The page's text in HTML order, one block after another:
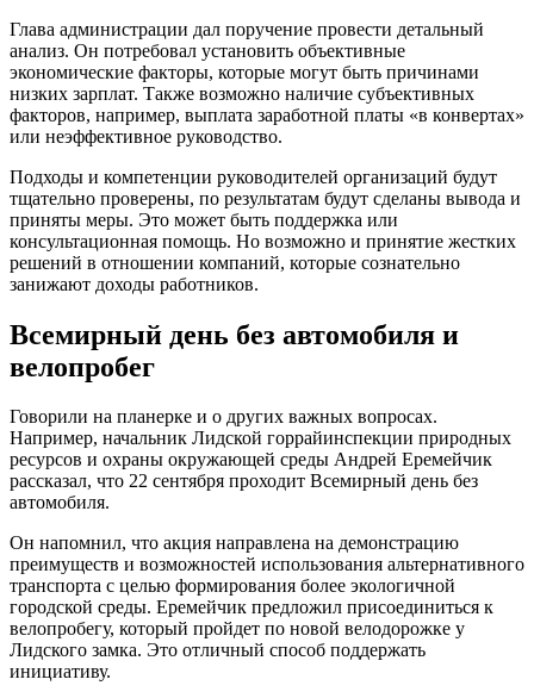
Глава администрации дал поручение провести детальный
анализ. Он потребовал установить объективные
экономические факторы, которые могут быть причинами
низких зарплат. Также возможно наличие субъективных
факторов, например, выплата заработной платы «в конвертах»
или неэффективное руководство.
Подходы и компетенции руководителей организаций будут
тщательно проверены, по результатам будут сделаны вывода и
приняты меры. Это может быть поддержка или
консультационная помощь. Но возможно и принятие жестких
решений в отношении компаний, которые сознательно
занижают доходы работников.
Всемирный день без автомобиля и
велопробег
Говорили на планерке и о других важных вопросах.
Например, начальник Лидской горрайинспекции природных
ресурсов и охраны окружающей среды Андрей Еремейчик
рассказал, что 22 сентября проходит Всемирный день без
автомобиля.
Он напомнил, что акция направлена на демонстрацию
преимуществ и возможностей использования альтернативного
транспорта с целью формирования более экологичной
городской среды. Еремейчик предложил присоединиться к
велопробегу, который пройдет по новой велодорожке у
Лидского замка. Это отличный способ поддержать
инициативу.